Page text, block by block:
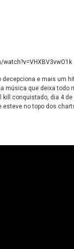
decepciona e mais um
música que deixa todo
kill conquistado, dia 4 de
no topo dos charts